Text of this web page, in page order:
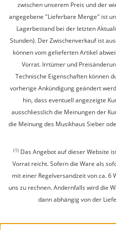
zwischen unserem Preis und der
angegebene "Lieferbare Menge" ist
Lagerbestand bei der letzten
Stunden). Der Zwischenverkauf ist
können vom gelieferten Artikel
Vorrat. Irrtümer und
Technische Eigenschaften können
vorherige Ankündigung geändert
hin, dass eventuell angezeigte
ausschliesslich die Meinungen der
die Meinung des Musikhaus Sieber
(1) Das Angebot auf dieser Website
Vorrat reicht. Sofern die Ware als
mit einer Regelversandzeit von ca. 6
uns zu rechnen. Andernfalls wird die
dann abhängig von der